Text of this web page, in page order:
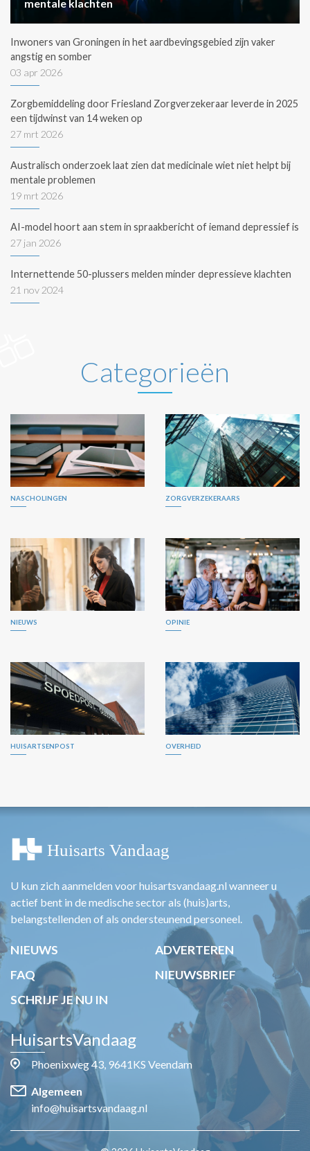
mentale klachten
Inwoners van Groningen in het aardbevingsgebied zijn vaker
angstig en somber
03 apr 2026
Zorgbemiddeling door Friesland Zorgverzekeraar leverde in 2025
een tijdwinst van 14 weken op
27 mrt 2026
Australisch onderzoek laat zien dat medicinale wiet niet helpt bij
mentale problemen
19 mrt 2026
AI-model hoort aan stem in spraakbericht of iemand depressief is
27 jan 2026
Internettende 50-plussers melden minder depressieve klachten
21 nov 2024
Categorieën
NASCHOLINGEN ZORGVERZEKERAARS
NIEUWS OPINIE
HUISARTSENPOST OVERHEID
U kun zich aanmelden voor huisartsvandaag.nl wanneer u
actief bent in de medische sector als (huis)arts,
belangstellenden of als ondersteunend personeel.
NIEUWS
ADVERTEREN
FAQ
NIEUWSBRIEF
SCHRIJF JE NU IN
HuisartsVandaag
Phoenixweg 43, 9641KS Veendam
Algemeen
info@huisartsvandaag.nl